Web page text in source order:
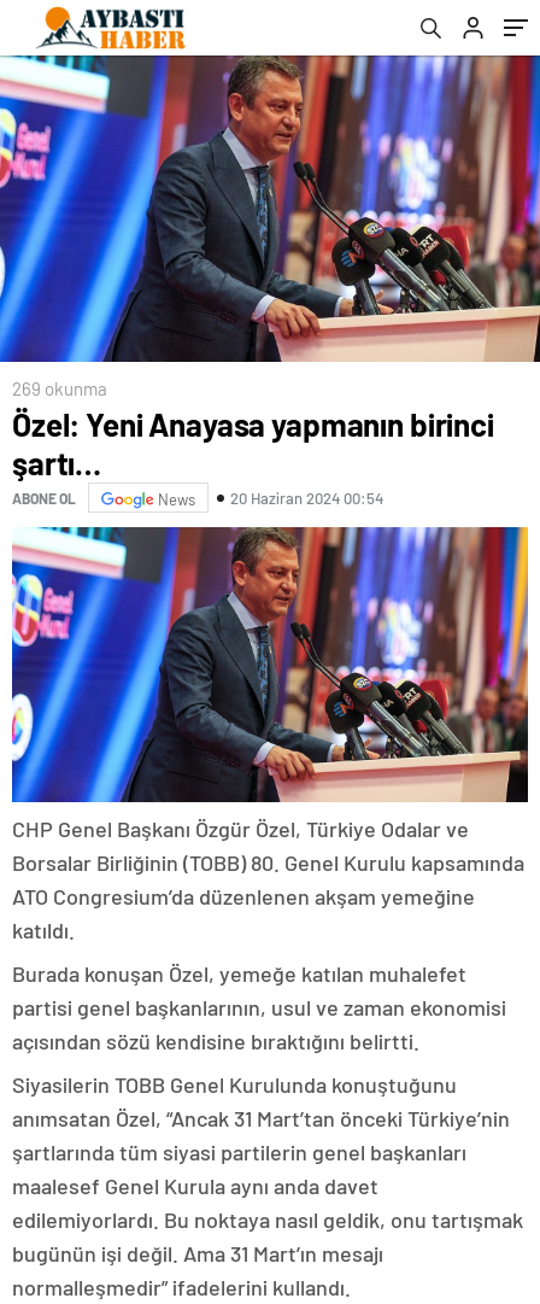
269 okunma
Özel: Yeni Anayasa yapmanın birinci
şartı…
ABONE OL News 20 Haziran 2024 00:54
CHP Genel Başkanı Özgür Özel, Türkiye Odalar ve
Borsalar Birliğinin (TOBB) 80. Genel Kurulu kapsamında
ATO Congresium’da düzenlenen akşam yemeğine
katıldı.
Burada konuşan Özel, yemeğe katılan muhalefet
partisi genel başkanlarının, usul ve zaman ekonomisi
açısından sözü kendisine bıraktığını belirtti.
Siyasilerin TOBB Genel Kurulunda konuştuğunu
anımsatan Özel, “Ancak 31 Mart’tan önceki Türkiye’nin
şartlarında tüm siyasi partilerin genel başkanları
maalesef Genel Kurula aynı anda davet
edilemiyorlardı. Bu noktaya nasıl geldik, onu tartışmak
bugünün işi değil. Ama 31 Mart’ın mesajı
normalleşmedir” ifadelerini kullandı.